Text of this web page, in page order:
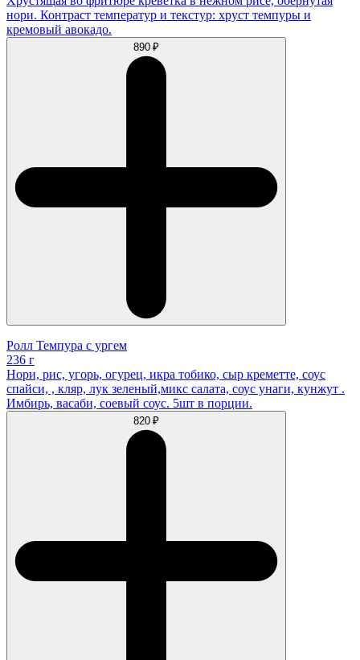
нори. Контраст температур и текстур: хруст темпуры и
кремовый авокадо.
890 ₽
Ролл Темпура с ургем
236 г
Нори, рис, угорь, огурец, икра тобико, сыр креметте, соус
спайси, , кляр, лук зеленый,микс салата, соус унаги, кунжут .
Имбирь, васаби, соевый соус. 5шт в порции.
820 ₽